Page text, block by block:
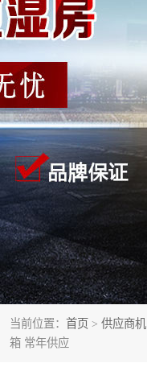
当前位置： 首页 > 供应商机
箱 常年供应